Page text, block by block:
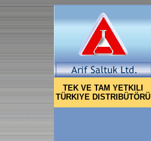
TEK VE TAM YETKILI
TÜRKIYE DISTRIBÜTÖRÜ